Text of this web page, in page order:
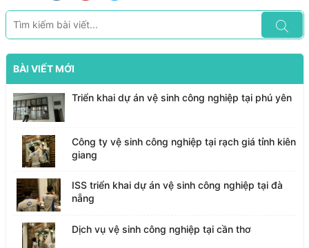
BÀI VIẾT MỚI
Triển khai dự án vệ sinh công nghiệp tại phú yên
Công ty vệ sinh công nghiệp tại rạch giá tỉnh kiên
giang
ISS triển khai dự án vệ sinh công nghiệp tại đà
nẵng
Dịch vụ vệ sinh công nghiệp tại cần thơ